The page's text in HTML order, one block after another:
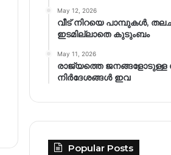
May 12, 2026
വീട് നിറയെ പാമ്പുകൾ,
ഇടമില്ലാതെ കുടുംബം
May 11, 2026
രാജ്യത്തെ ജനങ്ങളോടുള്ള
നിര്‍ദേശങ്ങള്‍ ഇവ
Popular Posts